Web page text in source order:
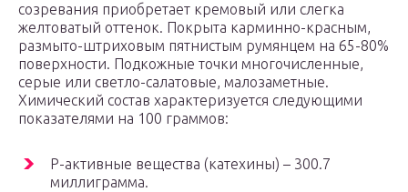
созревания приобретает кремовый или слегка
желтоватый оттенок. Покрыта карминно-красным,
размыто-штриховым пятнистым румянцем на 65-80%
поверхности. Подкожные точки многочисленные,
серые или светло-салатовые, малозаметные.
Химический состав характеризуется следующими
показателями на 100 граммов:
Р-активные вещества (катехины) – 300.7
миллиграмма.